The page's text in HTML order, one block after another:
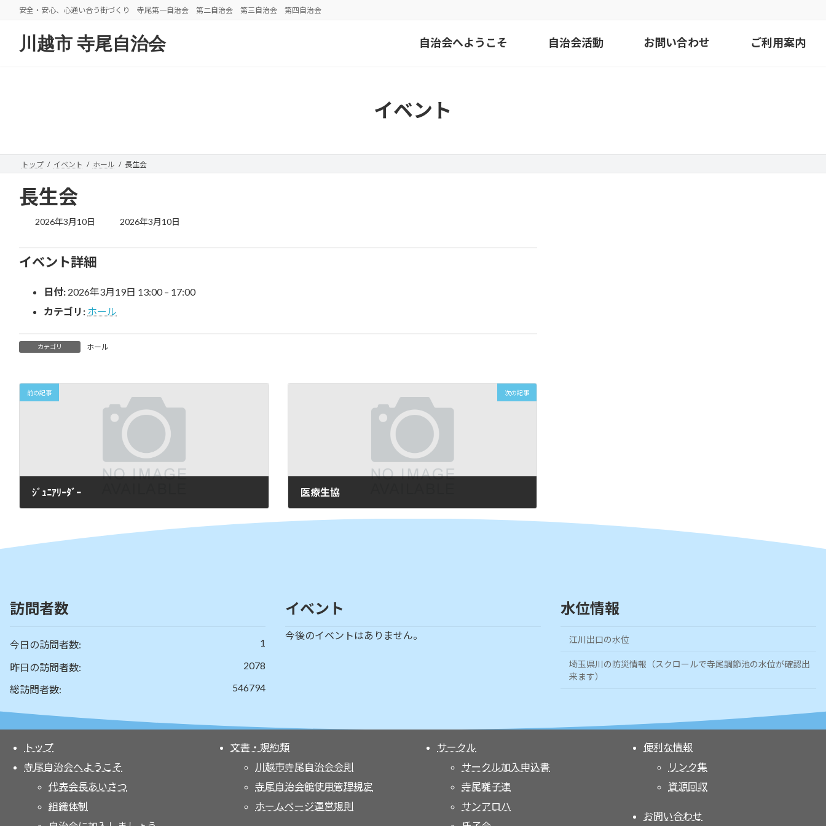
安全・安心、心通い合う街づくり 寺尾第一自治会 第二自治会 第三自治会 第四自治会
川越市 寺尾自治会 自治会へようこそ 自治会活動 お問い合わせ ご利用案内
イベント
トップ イベント ホール 長生会
長生会
2026年3月10日
最
:
2026年3月10日
イベント詳細
日付: 2026年3月19日 13:00– 17:00
カテゴリ: ホール
カテゴリ ホール
前の記事
ｼﾞｭﾆｱﾘｰﾀﾞｰ
次の記事
医療生協
2026年3月11日
訪問者数
1
今日の訪問者数:
2078
昨日の訪問者数:
546794
総訪問者数:
イベント
今後のイベントはありません。
水位情報
江川出口の水位
埼玉県川の防災情報（スクロールで寺尾調節池の水位が確認出
来ます）
トップ
寺尾自治会へようこそ
代表会長あいさつ
組織体制
文書・規約類
川越市寺尾自治会会則
寺尾自治会館使用管理規定
ホームページ運営規則
サークル
サークル加入申込書
寺尾囃子連
サンアロハ
便利な情報
リンク集
資源回収
お問い合わせ